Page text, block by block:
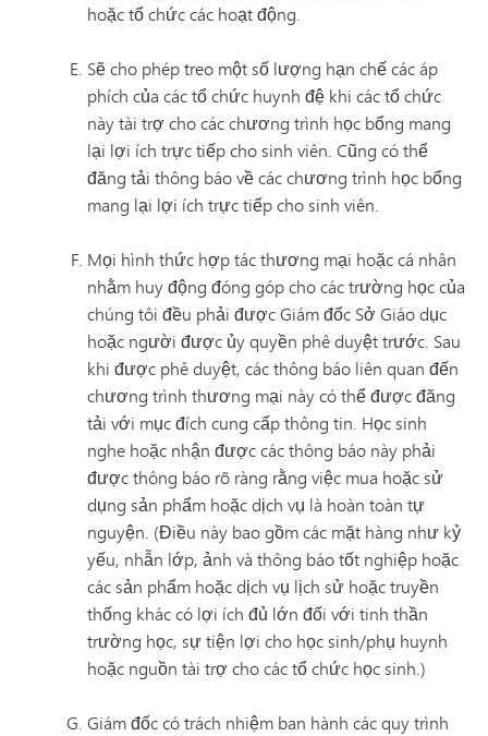
hoặc tổ chức các hoạt động.
Sẽ cho phép treo một số lượng hạn chế các áp
phích của các tổ chức huynh đệ khi các tổ chức
này tài trợ cho các chương trình học bổng mang
lại lợi ích trực tiếp cho sinh viên. Cũng có thể
đăng tải thông báo về các chương trình học bổng
mang lại lợi ích trực tiếp cho sinh viên.
Mọi hình thức hợp tác thương mại hoặc cá nhân
nhằm huy động đóng góp cho các trường học của
chúng tôi đều phải được Giám đốc Sở Giáo dục
hoặc người được ủy quyền phê duyệt trước. Sau
khi được phê duyệt, các thông báo liên quan đến
chương trình thương mại này có thể được đăng
tải với mục đích cung cấp thông tin. Học sinh
nghe hoặc nhận được các thông báo này phải
được thông báo rõ ràng rằng việc mua hoặc sử
dụng sản phẩm hoặc dịch vụ là hoàn toàn tự
nguyện. (Điều này bao gồm các mặt hàng như kỷ
yếu, nhẫn lớp, ảnh và thông báo tốt nghiệp hoặc
các sản phẩm hoặc dịch vụ lịch sử hoặc truyền
thống khác có lợi ích đủ lớn đối với tinh thần
trường học, sự tiện lợi cho học sinh/phụ huynh
hoặc nguồn tài trợ cho các tổ chức học sinh.)
Giám đốc có trách nhiệm ban hành các quy trình